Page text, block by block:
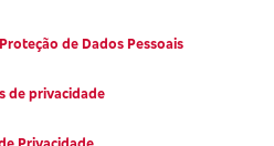
de Dados Pessoais
de privacidade